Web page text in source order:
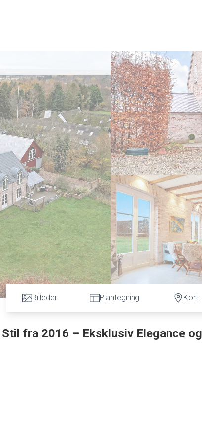
Billeder Plantegning Kort
fra 2016 – Eksklusiv Elegance og